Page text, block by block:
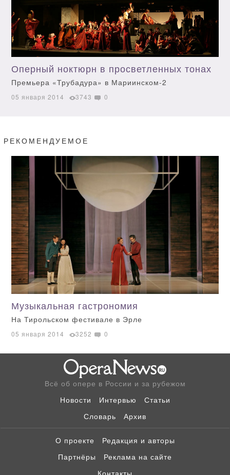
Оперный ноктюрн в просветленных тонах
Премьера «Трубадура» в Мариинском-2
05 января 2014 3743 0
РЕКОМЕНДУЕМОЕ
Музыкальная гастрономия
На Тирольском фестивале в Эрле
05 января 2014 3252 0
Всё об опере в России и за рубежом
Новости
Интервью
Статьи
Словарь
Архив
О проекте
Редакция и авторы
Партнёры
Реклама на сайте